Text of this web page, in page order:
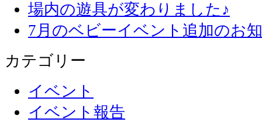
場内の遊具が変わりました♪
7月のベビーイベント追加のお
カテゴリー
イベント
イベント報告